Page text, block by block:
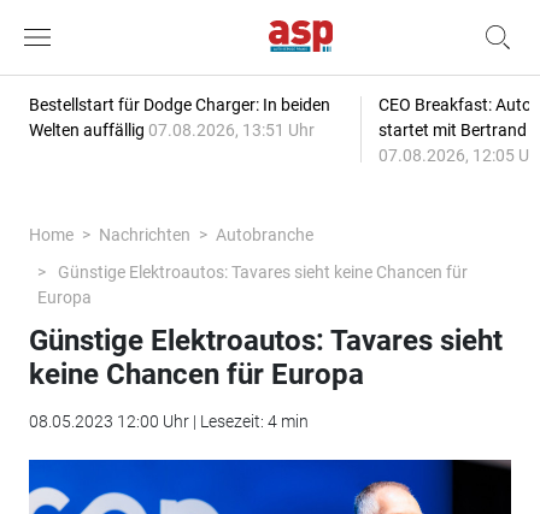
Bestellstart für Dodge Charger: In beiden
Welten auffällig 07.08.2026, 13:51 Uhr
CEO Breakfast:
startet mit Bertrand
07.08.2026, 12:05
Home Nachrichten
Autobranche
Günstige Elektroautos: Tavares sieht keine Chancen für
Europa
Günstige Elektroautos: Tavares sieht
keine Chancen für Europa
08.05.2023 12:00 Uhr | Lesezeit: 4 min